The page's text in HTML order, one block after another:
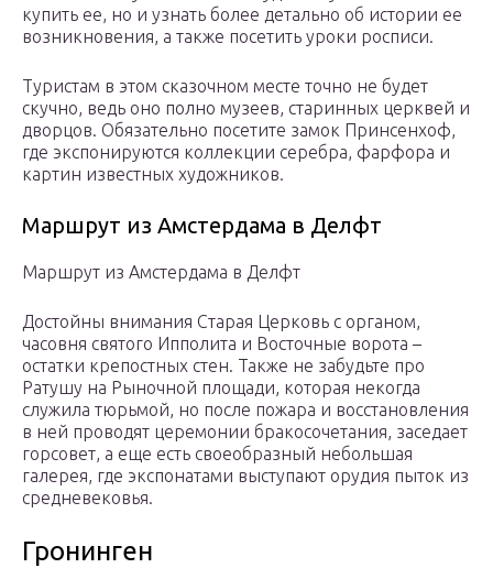
купить ее, но и узнать более детально об истории ее
возникновения, а также посетить уроки росписи.
Туристам в этом сказочном месте точно не будет
скучно, ведь оно полно музеев, старинных церквей и
дворцов. Обязательно посетите замок Принсенхоф,
где экспонируются коллекции серебра, фарфора и
картин известных художников.
Маршрут из Амстердама в Делфт
Маршрут из Амстердама в Делфт
Достойны внимания Старая Церковь с органом,
часовня святого Ипполита и Восточные ворота –
остатки крепостных стен. Также не забудьте про
Ратушу на Рыночной площади, которая некогда
служила тюрьмой, но после пожара и восстановления
в ней проводят церемонии бракосочетания, заседает
горсовет, а еще есть своеобразный небольшая
галерея, где экспонатами выступают орудия пыток из
средневековья.
Гронинген